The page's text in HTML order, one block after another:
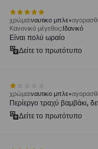
χρώμα:ναυτικο μπλε
Κανονικό μέγεθος:Ιδανικό
Είναι πολύ ωραίο
Δείτε το πρωτότυπο
χρώμα:ναυτικο μπλε
Περίεργο τραχύ βαμβάκι,
Δείτε το πρωτότυπο